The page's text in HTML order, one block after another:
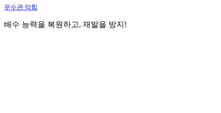
우수관 막힘
배수 능력을 복원하고, 재발을 방지!